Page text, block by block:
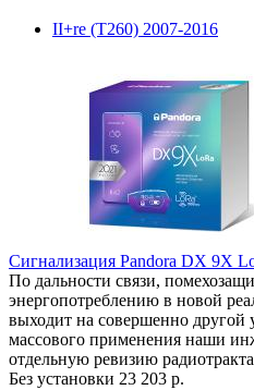
II+re (T260) 2007-2016
Сигнализация Pandora DX 9X
По дальности связи,
энергопотреблению в новой
выходит на совершенно другой
массового применения наши
отдельную ревизию
Без установки 23 203 р.